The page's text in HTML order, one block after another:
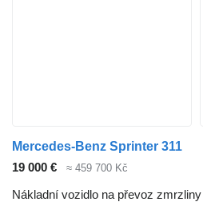
Mercedes-Benz Sprinter 311
19 000 €
≈ 459 700 Kč
Nákladní vozidlo na převoz